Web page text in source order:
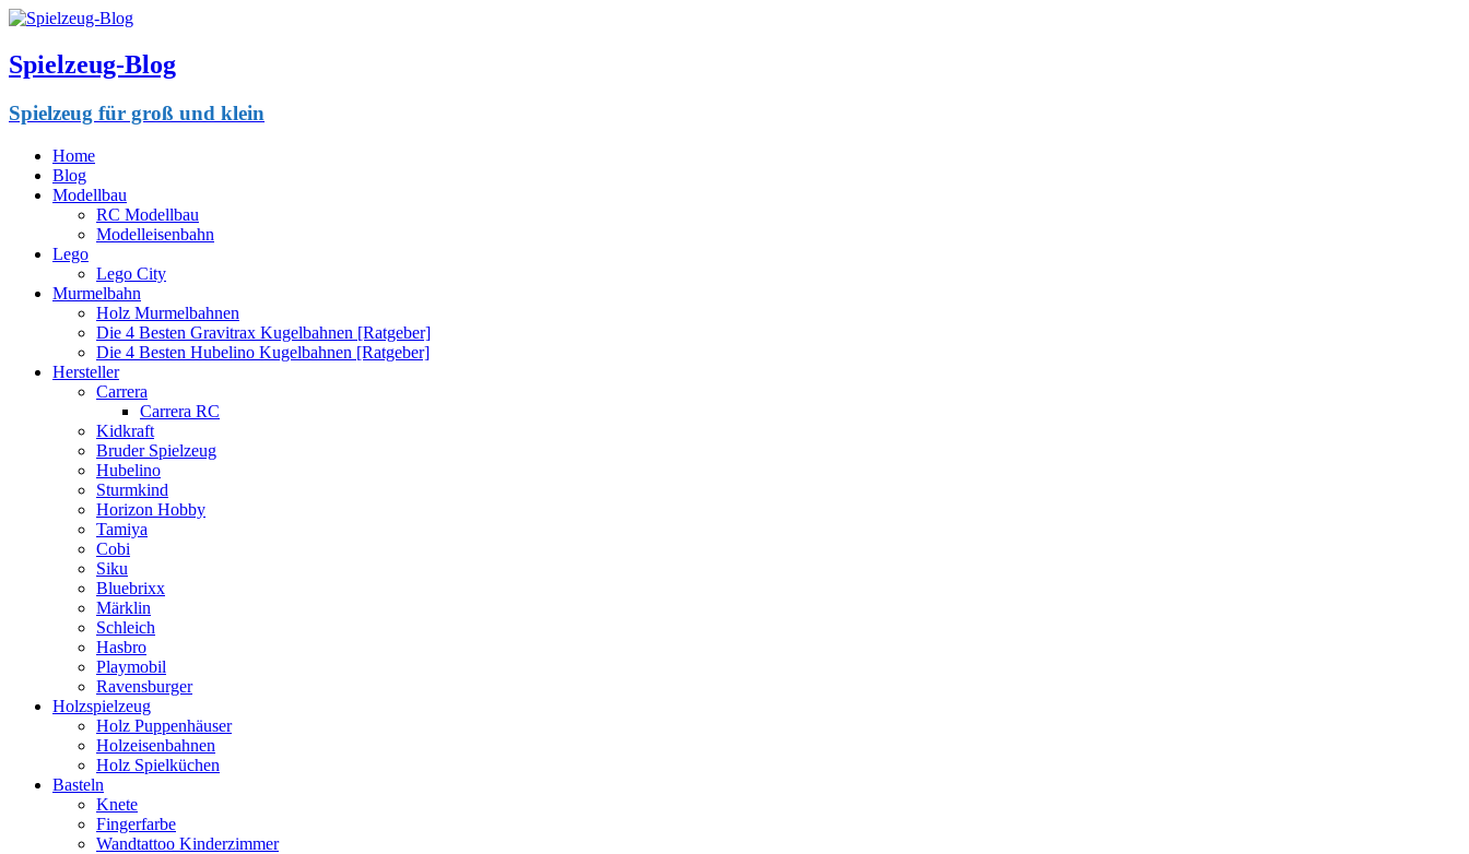
Spielzeug-Blog
Spielzeug für groß und klein
Home
Blog
Modellbau
RC Modellbau
Modelleisenbahn
Lego
Lego City
Murmelbahn
Holz Murmelbahnen
Die 4 Besten Gravitrax Kugelbahnen [Ratgeber]
Die 4 Besten Hubelino Kugelbahnen [Ratgeber]
Hersteller
Carrera
Carrera RC
Kidkraft
Bruder Spielzeug
Hubelino
Sturmkind
Horizon Hobby
Tamiya
Cobi
Siku
Bluebrixx
Märklin
Schleich
Hasbro
Playmobil
Ravensburger
Holzspielzeug
Holz Puppenhäuser
Holzeisenbahnen
Holz Spielküchen
Basteln
Knete
Fingerfarbe
Wandtattoo Kinderzimmer